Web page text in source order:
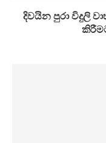
දිවයින පුරා විදුලි